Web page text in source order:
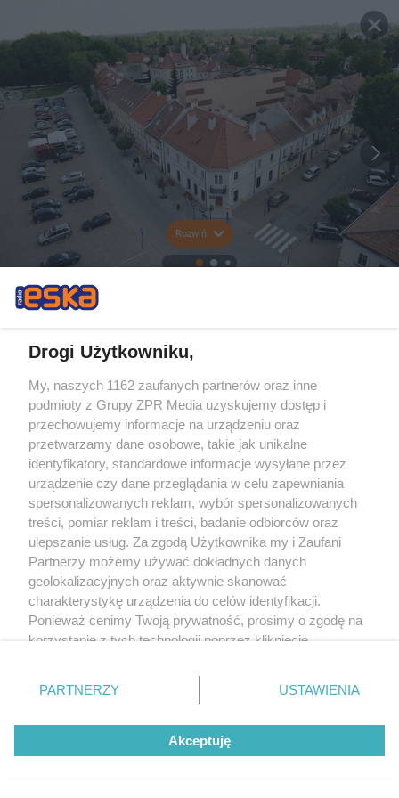
Rozwiń
Drogi Użytkowniku,
My, naszych 1162 zaufanych partnerów oraz inne
podmioty z Grupy ZPR Media uzyskujemy dostęp i
przechowujemy informacje na urządzeniu oraz
przetwarzamy dane osobowe, takie jak unikalne
identyfikatory, standardowe informacje wysyłane przez
urządzenie czy dane przeglądania w celu zapewniania
spersonalizowanych reklam, wybór spersonalizowanych
treści, pomiar reklam i treści, badanie odbiorców oraz
ulepszanie usług. Za zgodą Użytkownika my i Zaufani
Partnerzy możemy używać dokładnych danych
geolokalizacyjnych oraz aktywnie skanować
charakterystykę urządzenia do celów identyfikacji.
Ponieważ cenimy Twoją prywatność, prosimy o zgodę na
korzystanie z tych technologii poprzez kliknięcie
zmienić/wycofać klikając przycisk ustawień prywatności
znajdujący się w lewym dolnym rogu strony
rodzaje przetwarzania danych nie wymagają zgody
użytkownika, ale masz prawo sprzeciwić się takiemu
przetwarzaniu. Preferencje będą miały zastosowanie tylko
PARTNERZY USTAWIENIA
Akceptuję